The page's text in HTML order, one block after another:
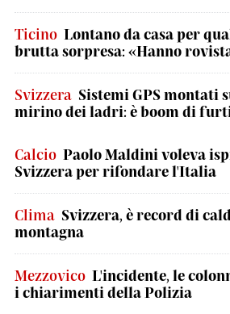
Ticino Lontano da casa per
brutta sorpresa: «Hanno
Svizzera Sistemi GPS montati
mirino dei ladri: è boom di
Calcio Paolo Maldini voleva
Svizzera per rifondare l'Italia
Clima Svizzera, è record di
montagna
Mezzovico L'incidente, le
i chiarimenti della Polizia